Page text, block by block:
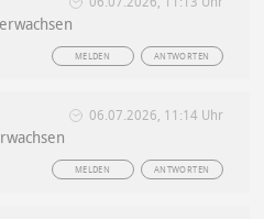
ANTWORTEN
MELDEN
06.07.2026, 11:14 Uhr
ANTWORTEN
MELDEN